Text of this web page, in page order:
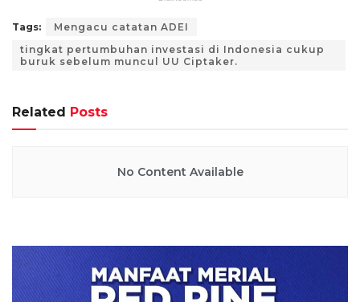
Tags:
Mengacu catatan ADEI
tingkat pertumbuhan investasi di Indonesia cukup
buruk sebelum muncul UU Ciptaker.
Related Posts
No Content Available